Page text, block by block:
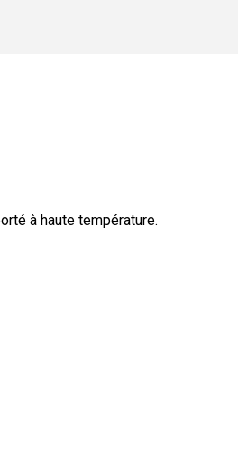
à haute température.